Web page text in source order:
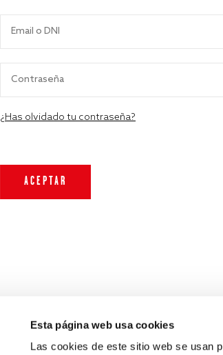
Esta página web usa cookies
Las cookies de este sitio web se usan
¿Has olvidado tu contraseña?